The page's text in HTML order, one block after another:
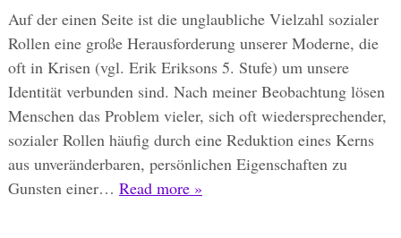
Auf der einen Seite ist die unglaubliche Vielzahl sozialer
Rollen eine große Herausforderung unserer Moderne, die
oft in Krisen (vgl. Erik Eriksons 5. Stufe) um unsere
Identität verbunden sind. Nach meiner Beobachtung lösen
Menschen das Problem vieler, sich oft wiedersprechender,
sozialer Rollen häufig durch eine Reduktion eines Kerns
aus unveränderbaren, persönlichen Eigenschaften zu
Gunsten einer… Read more »